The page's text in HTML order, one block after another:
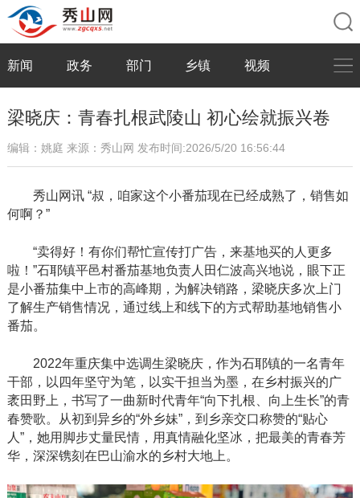
新闻 政务 部门 乡镇 视频
梁晓庆：青春扎根武陵山 初心绘就振兴卷
编辑：姚庭 来源：秀山网 发布时间:2026/5/20 16:56:44
秀山网讯“叔，咱家这个小番茄现在已经成熟了，销售如
何啊？”
“卖得好！有你们帮忙宣传打广告，来基地买的人更多
啦！”石耶镇平邑村番茄基地负责人田仁波高兴地说，眼下正
是小番茄集中上市的高峰期，为解决销路，梁晓庆多次上门
了解生产销售情况，通过线上和线下的方式帮助基地销售小
番茄。
2022年重庆集中选调生梁晓庆，作为石耶镇的一名青年
干部，以四年坚守为笔，以实干担当为墨，在乡村振兴的广
袤田野上，书写了一曲新时代青年“向下扎根、向上生长”的青
春赞歌。从初到异乡的“外乡妹”，到乡亲交口称赞的“贴心
人”，她用脚步丈量民情，用真情融化坚冰，把最美的青春芳
华，深深镌刻在巴山渝水的乡村大地上。